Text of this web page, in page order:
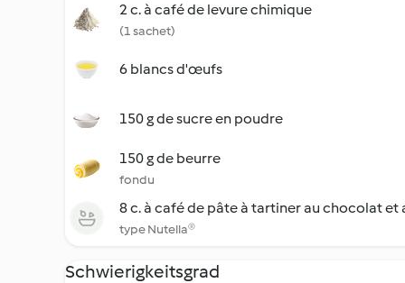
2 c. à café de levure chimique
(1 sachet)
6 blancs d'œufs
150 g de sucre en poudre
150 g de beurre
fondu
8 c. à café de pâte à tartiner au chocolat et
type Nutella®
Schwierigkeitsgrad